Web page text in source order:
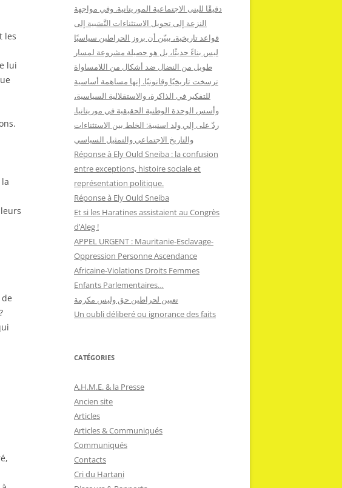
les
lui
دقيقًا للبنى الاجتماعية الموريتانية. وفي مواجهة
النزعة إلى تحويل الاستثناءات النَّسَبية إلى
قواعد تاريخية، يبيّن أن بروز الحراطين سياسيًا
ليس بناءً حديثًا، بل هو حصيلة مشروعة لمسار
طويل من النضال ضد أشكال من اللامساواة
ترسخت تاريخيًا وقانونيًا. إنها مساهمة أساسية
للتفكير في الذاكرة، والاستقلالية السياسية،
وأسس الوحدة الوطنية الحقيقية في موريتانيا.
ردّ على إلي ولد اسنيبة: الخلط بين الاستثناءات
والتاريخ الاجتماعي والتمثيل السياسي
Réponse à Ely Ould Sneiba : la confusion
entre exceptions, histoire sociale et
représentation politique.
Réponse à Ely Ould Sneiba
Et si les Haratines assistaient au Congrès
d’Aleg !
APPEL URGENT : Mauritanie-Esclavage-
Oppression Personne Ascendance
Africaine-Violations Droits Femmes
Enfants Parlementaires…
تعيين لحراطين حق وليس مكرمة
Un oubli déliberé ou ignorance des faits
CATÉGORIES
A.H.M.E. & la Presse
Ancien site
Articles
Articles & Communiqués
Communiqués
Contacts
Cri du Hartani